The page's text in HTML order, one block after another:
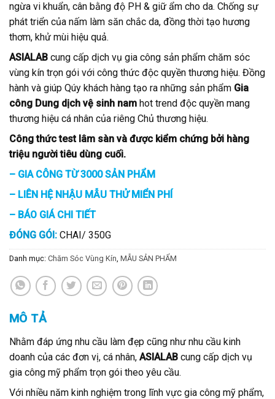
ngừa vi khuẩn, cân bằng độ PH & giữ ẩm cho da. Chống sự
phát triển của nấm làm săn chắc da, đồng thời tạo hương
thơm, khử mùi hiệu quả.
ASIALAB cung cấp dịch vụ gia công sản phẩm chăm sóc
vùng kín trọn gói với công thức độc quyền thương hiệu. Đồng
hành và giúp Qúy khách hàng tạo ra những sản phẩm Gia
công Dung dịch vệ sinh nam hot trend độc quyền mang
thương hiệu cá nhân của riêng Chủ thương hiệu.
Công thức test lâm sàn và được kiểm chứng bởi hàng
triệu người tiêu dùng cuối.
– GIA CÔNG TỪ 3000 SẢN PHẨM
– LIÊN HỆ NHẬU MẪU THỬ MIỂN PHÍ
– BÁO GIÁ CHI TIẾT
ĐÓNG GÓI: CHAI/ 350G
Danh mục: Chăm Sóc Vùng Kín, MẪU SẢN PHẨM
MÔ TẢ
Nhằm đáp ứng nhu cầu làm đẹp cũng như nhu cầu kinh
doanh của các đơn vị, cá nhân, ASIALAB cung cấp dịch vụ
gia công mỹ phẩm trọn gói theo yêu cầu.
Với nhiều năm kinh nghiệm trong lĩnh vực gia công mỹ phẩm,